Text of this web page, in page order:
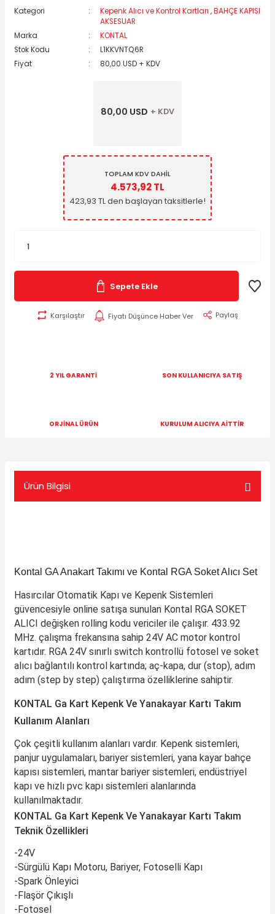
Kategori Kepenk Alıcı ve Kontrol Kartları ,BAHÇE KAPISI
AKSESUAR
Marka
KONTAL
Stok Kodu
L1KKVNTQ6R
Fiyat
80,00 USD + KDV
80,00 USD + KDV
TOPLAM KDV DAHİL
4.573,92 TL
423,93 TL den başlayan taksitlerle!
Sepete Ekle
Karşılaştır Fiyatı Düşünce Haber Ver Paylaş
2 YIL GARANTİ SON KULLANICIYA SATIŞ
ORJİNAL ÜRÜN KURULUM ALICIYA AİTTİR
Ürün Bilgisi
Kontal GA Anakart Takımı ve Kontal RGA Soket Alıcı Set
Hasırcılar Otomatik Kapı ve Kepenk Sistemleri
güvencesiyle online satışa sunulan Kontal RGA SOKET
ALICI değişken rolling kodu vericiler ile çalışır. 433.92
MHz. çalışma frekansına sahip 24V AC motor kontrol
kartıdır. RGA 24V sınırlı switch kontrollü fotosel ve soket
alıcı bağlantılı kontrol kartında; aç-kapa, dur (stop), adım
adım (step by step) çalıştırma özelliklerine sahiptir.
KONTAL Ga Kart Kepenk Ve Yanakayar Kartı Takım
Kullanım Alanları
Çok çeşitli kullanım alanları vardır. Kepenk sistemleri,
panjur uygulamaları, bariyer sistemleri, yana kayar bahçe
kapısı sistemleri, mantar bariyer sistemleri, endüstriyel
kapı ve hızlı pvc kapı sistemleri alanlarında
kullanılmaktadır.
KONTAL Ga Kart Kepenk Ve Yanakayar Kartı Takım
Teknik Özellikleri
-24V
-Sürgülü Kapı Motoru, Bariyer, Fotoselli Kapı
-Spark Önleyici
-Flaşör Çıkışlı
-Fotosel